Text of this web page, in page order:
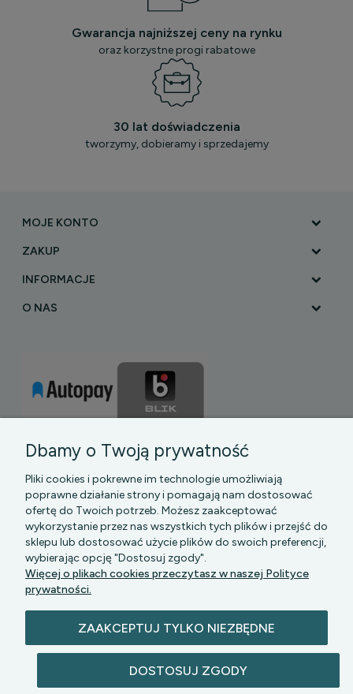
Gwarancja najniższej ceny na rynku
oraz korzystne progi rabatowe
30 lat doświadczenia
tworzymy, dobieramy i sprzedajemy
MOJE KONTO
ZAKUP
INFORMACJE
O NAS
PGK MAZOWSZE SP Z O.O.|| Bartycka 24-210B,
00-716 WARSZAWA, woj. mazowieckie || NIP:
Dbamy o Twoją prywatność
Pliki cookies i pokrewne im technologie umożliwiają
poprawne działanie strony i pomagają nam dostosować
ofertę do Twoich potrzeb. Możesz zaakceptować
wykorzystanie przez nas wszystkich tych plików i przejść do
sklepu lub dostosować użycie plików do swoich preferencji,
wybierając opcję "Dostosuj zgody".
Więcej o plikach cookies przeczytasz w naszej Polityce
prywatności.
ZAAKCEPTUJ TYLKO NIEZBĘDNE
DOSTOSUJ ZGODY